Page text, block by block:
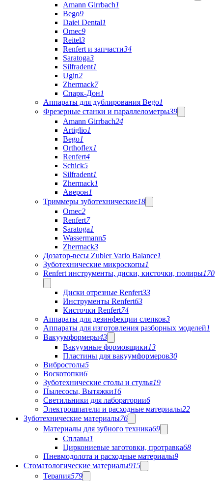
Amann Girrbach1
Bego9
Daiei Dental1
Omec9
Reitel3
Renfert и запчасти34
Saratoga3
Silfradent1
Ugin2
Zhermack7
Спарк-Дон1
Аппараты для дублирования Bego1
Фрезерные станки и параллелометры39
Amann Girrbach24
Artiglio1
Bego1
Orthoflex1
Renfert4
Schick5
Silfradent1
Zhermack1
Аверон1
Триммеры зуботехнические18
Omec2
Renfert7
Saratoga1
Wassermann5
Zhermack3
Дозатор-весы Zubler Vario Balance1
Зуботехнические микроскопы1
Renfert инструменты, диски, кисточки, полиры170
Диски отрезные Renfert33
Инструменты Renfert63
Кисточки Renfert74
Аппараты для дезинфекции слепков3
Аппараты для изготовления разборных моделей1
Вакуумформеры43
Вакуумные формовщики13
Пластины для вакуумформеров30
Вибростолы5
Воскотопки6
Зуботехнические столы и стулья19
Пылесосы, Вытяжки16
Светильники для лаборатории6
Электрошпатели и расходные материалы22
Зуботехнические материалы76
Материалы для зубного техника69
Сплавы1
Циркониевые заготовки, протравка68
Пневмодолота и расходные материалы9
Стоматологические материалы915
Терапия579